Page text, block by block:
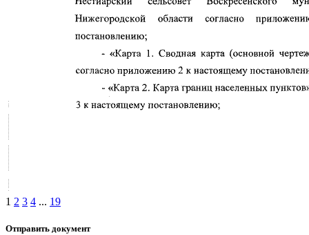
1 2 3 4 ... 19
Отправить документ